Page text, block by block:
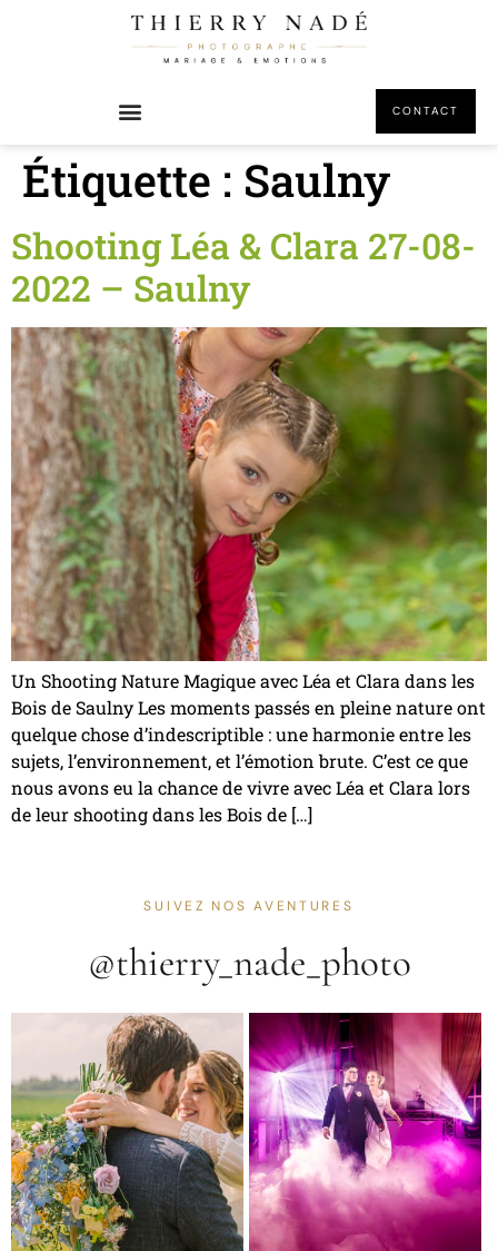
CONTACT
Étiquette : Saulny
Shooting Léa & Clara 27-08-
2022 – Saulny
Un Shooting Nature Magique avec Léa et Clara dans les
Bois de Saulny Les moments passés en pleine nature ont
quelque chose d’indescriptible : une harmonie entre les
sujets, l’environnement, et l’émotion brute. C’est ce que
nous avons eu la chance de vivre avec Léa et Clara lors
de leur shooting dans les Bois de […]
SUIVEZ NOS AVENTURES
@thierry_nade_photo